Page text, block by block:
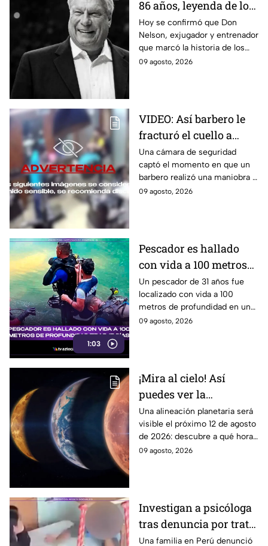
86 años, leyenda de los
Boston Celtics y la NBA
Hoy se confirmó que Don
Nelson, exjugador y entrenador
que marcó la historia de los
Boston Celtics y la NBA, murió
09 agosto, 2026
VIDEO: Así barbero le
fracturó el cuello a
cliente durante ´masaje´
Una cámara de seguridad
captó el momento en que un
barbero realizó una maniobra a
modo de masaje y le fracturó
09 agosto, 2026
1:03
Pescador es hallado
con vida a 100 metros
de profundidad tras 15
días
Un pescador de 31 años fue
localizado con vida a 100
metros de profundidad en un
cenote de Veracruz, tras
09 agosto, 2026
¡Mira al cielo! Así
puedes ver la
alineación planetaria
del 12 de agosto desde
Puebla
Una alineación planetaria será
visible el próximo 12 de agosto
de 2026: descubre a qué hora
mirar y como disfrutar desde
09 agosto, 2026
Investigan a psicóloga
tras denuncia por trato
a menor con autismo
Una familia en Perú denunció